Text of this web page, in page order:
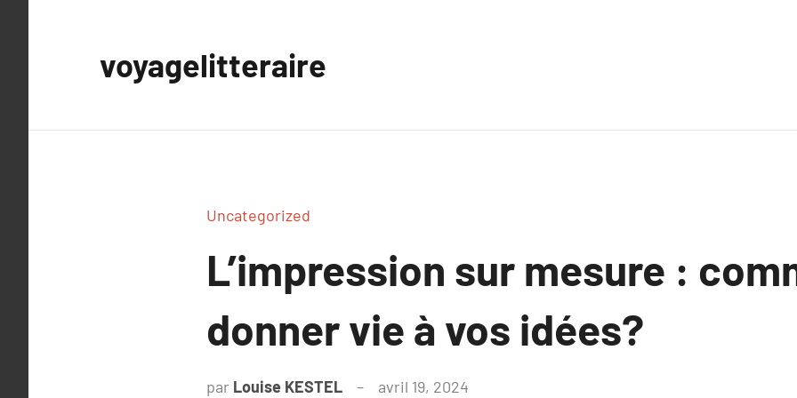
voyagelitteraire
Uncategorized
L’impression sur mesure :
donner vie à vos idées?
par Louise KESTEL avril 19, 2024